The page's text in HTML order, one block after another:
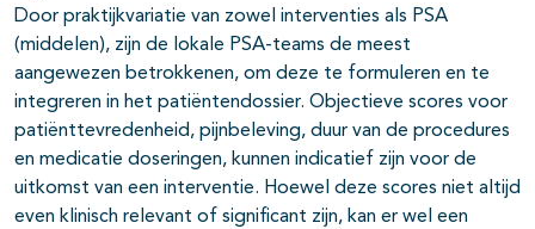
Door praktijkvariatie van zowel interventies als PSA
(middelen), zijn de lokale PSA-teams de meest
aangewezen betrokkenen, om deze te formuleren en te
integreren in het patiëntendossier. Objectieve scores voor
patiënttevredenheid, pijnbeleving, duur van de procedures
en medicatie doseringen, kunnen indicatief zijn voor de
uitkomst van een interventie. Hoewel deze scores niet altijd
even klinisch relevant of significant zijn, kan er wel een